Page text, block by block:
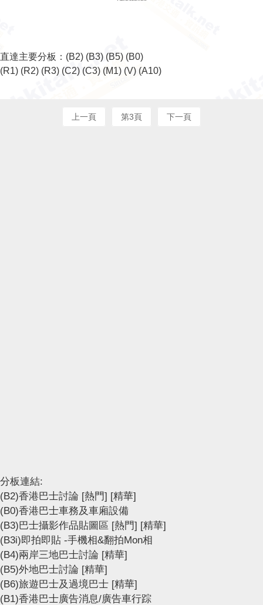
直達主要分板： (B2) (B3) (B5) (B0)
(R1) (R2) (R3) (C2) (C3) (M1) (V) (A10)
上一頁 第3頁 下一頁
分板連結:
(B2)香港巴士討論 [熱門] [精華]
(B0)香港巴士車務及車廂設備
(B3)巴士攝影作品貼圖區 [熱門] [精華]
(B3i)即拍即貼 -手機相&翻拍Mon相
(B4)兩岸三地巴士討論 [精華]
(B5)外地巴士討論 [精華]
(B6)旅遊巴士及過境巴士 [精華]
(B1)香港巴士廣告消息/廣告車行踪